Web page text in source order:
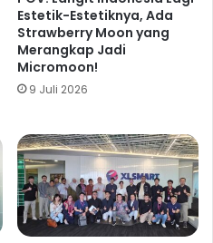
Estetik-Estetiknya, Ada
Strawberry Moon yang
Merangkap Jadi
Micromoon!
9 Juli 2026